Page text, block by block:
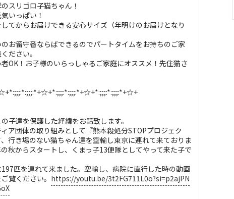
スリゴロ子猫ちゃん！
いっぱい！
てからお届けできる安心サイズ（年明けのお届けとなり
お留守番ならばできるのでパートタイムをお持ちのご家
ださい。
OK！お子様のいらっしゃるご家庭にオススメ！先住猫さ
子達を保護した経緯をお話致します。
ア団体の取り組みとして『熊本殺処分STOPプロジェク
、行き場のない猫ちゃん達を空輸し東京に連れて来ておりま
秋からスタートし、くまっ子13便隊としてやって来た子で
匹を連れて来ました。空輸し、病院に直行した時の動画
覧ください。 https://youtu.be/3t2FG711L0o?si=p2ajPN